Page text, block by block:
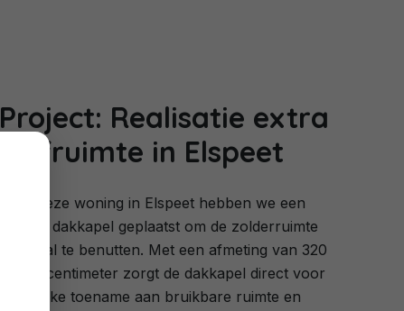
Project: Realisatie extra
leefruimte in Elspeet
Voor deze woning in Elspeet hebben we een
nieuwe dakkapel geplaatst om de zolderruimte
optimaal te benutten. Met een afmeting van 320
bij 150 centimeter zorgt de dakkapel direct voor
een flinke toename aan bruikbare ruimte en